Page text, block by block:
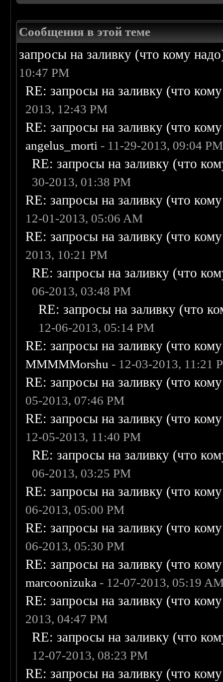
Сообщения в этой теме
запросы на заливку (что кому
10:47 PM
RE: запросы на заливку (что
2013, 12:43 PM
RE: запросы на заливку (что
angelus_morti - 11-29-2013, 09:04 PM
RE: запросы на заливку (что
30-2013, 01:38 PM
RE: запросы на заливку (что
12-01-2013, 05:06 AM
RE: запросы на заливку (что
2013, 10:21 PM
RE: запросы на заливку (что
06-2013, 03:48 PM
RE: запросы на заливку (что
12-06-2013, 05:14 PM
RE: запросы на заливку (что
MMMMMorshu - 12-03-2013, 11:21
RE: запросы на заливку (что
05-2013, 07:46 PM
RE: запросы на заливку (что
12-05-2013, 11:40 PM
RE: запросы на заливку (что
06-2013, 03:25 PM
RE: запросы на заливку (что
06-2013, 05:00 PM
RE: запросы на заливку (что
06-2013, 05:30 PM
RE: запросы на заливку (что
marcoonizuka - 12-07-2013, 05:19
RE: запросы на заливку (что
2013, 04:47 PM
RE: запросы на заливку (что
12-07-2013, 08:23 PM
RE: запросы на заливку (что